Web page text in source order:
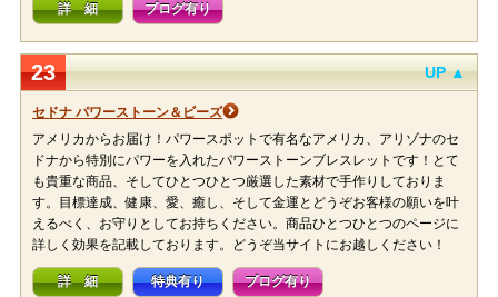
詳 細 ブログ有り
23 UP ▲
セドナ パワーストーン＆ビーズ
アメリカからお届け！パワースポットで有名なアメリカ、アリゾナのセ
ドナから特別にパワーを入れたパワーストーンブレスレットです！とて
も貴重な商品、そしてひとつひとつ厳選した素材で手作りしておりま
す。目標達成、健康、愛、癒し、そして金運とどうぞお客様の願いを叶
えるべく、お守りとしてお持ちください。商品ひとつひとつのページに
詳しく効果を記載しております。どうぞ当サイトにお越しください！
詳 細 特典有り ブログ有り